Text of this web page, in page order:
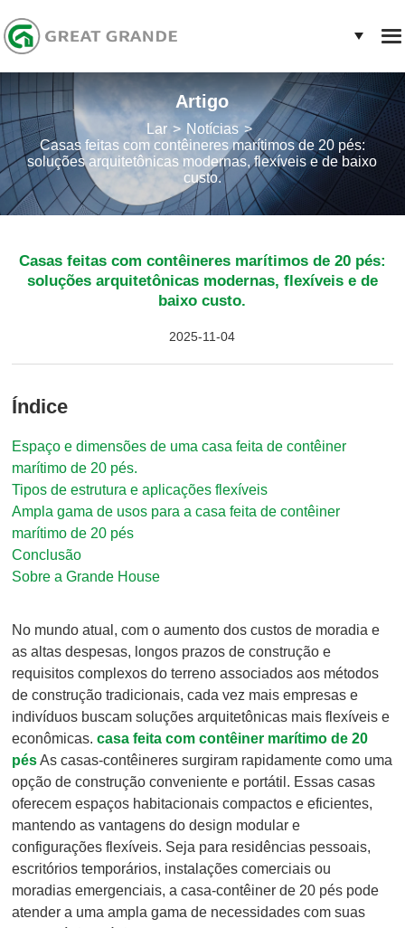
Artigo
Lar
Notícias
Casas feitas com contêineres marítimos de 20 pés:
soluções arquitetônicas modernas, flexíveis e de baixo
custo.
Casas feitas com contêineres marítimos de 20 pés:
soluções arquitetônicas modernas, flexíveis e de
baixo custo.
2025-11-04
Índice
Espaço e dimensões de uma casa feita de contêiner
marítimo de 20 pés.
Tipos de estrutura e aplicações flexíveis
Ampla gama de usos para a casa feita de contêiner
marítimo de 20 pés
Conclusão
Sobre a Grande House
No mundo atual, com o aumento dos custos de moradia e
as altas despesas, longos prazos de construção e
requisitos complexos do terreno associados aos métodos
de construção tradicionais, cada vez mais empresas e
indivíduos buscam soluções arquitetônicas mais flexíveis e
econômicas.casa feita com contêiner marítimo de 20
pésAs casas-contêineres surgiram rapidamente como uma
opção de construção conveniente e portátil. Essas casas
oferecem espaços habitacionais compactos e eficientes,
mantendo as vantagens do design modular e
configurações flexíveis. Seja para residências pessoais,
escritórios temporários, instalações comerciais ou
moradias emergenciais, a casa-contêiner de 20 pés pode
atender a uma ampla gama de necessidades com suas